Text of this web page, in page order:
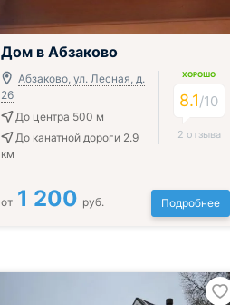
Дом в Абзаково
Абзаково, ул. Лесная, д.
26
До центра 500 м
До канатной дороги 2.9
км
ХОРОШО
8.1/10
2 отзыва
от 1 200 руб. Подробнее